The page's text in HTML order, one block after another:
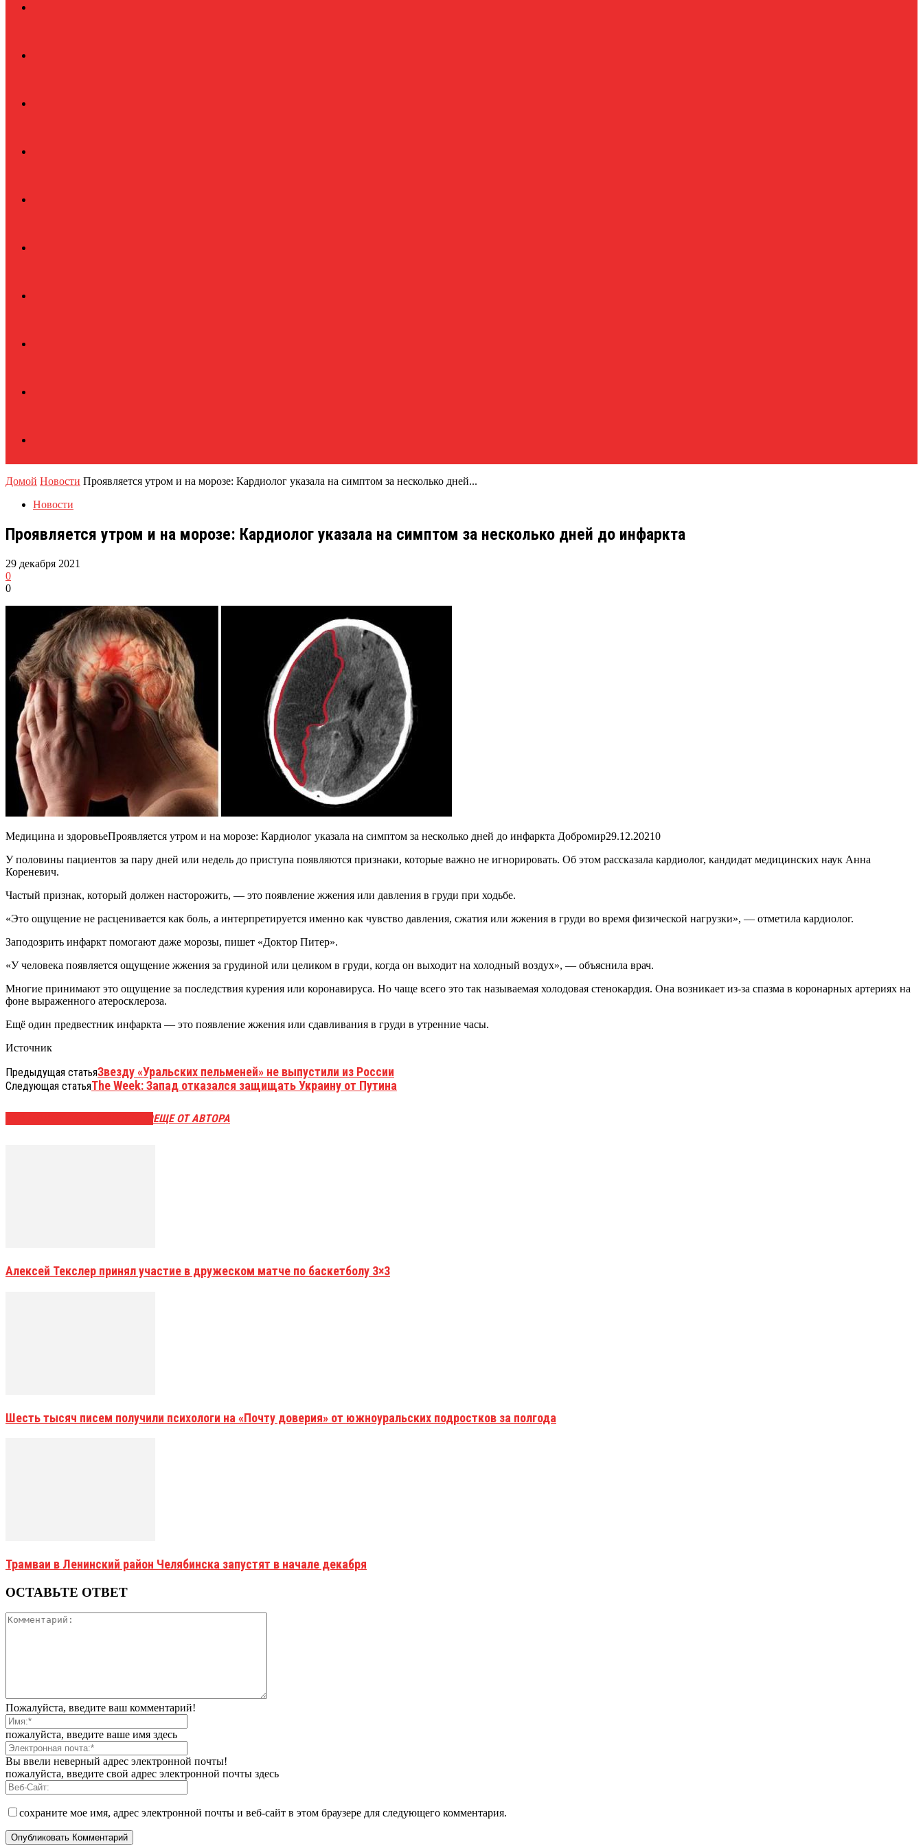
Домой Новости Проявляется утром и на морозе: Кардиолог указала на симптом за несколько дней...
Новости
Проявляется утром и на морозе: Кардиолог указала на симптом за несколько дней до инфаркта
29 декабря 2021
0
0
Медицина и здоровьеПроявляется утром и на морозе: Кардиолог указала на симптом за несколько дней до инфаркта Добромир29.12.20210
У половины пациентов за пару дней или недель до приступа появляются признаки, которые важно не игнорировать. Об этом рассказала кардиолог, кандидат медицинских наук Анна
Кореневич.
Частый признак, который должен насторожить, — это появление жжения или давления в груди при ходьбе.
«Это ощущение не расценивается как боль, а интерпретируется именно как чувство давления, сжатия или жжения в груди во время физической нагрузки», — отметила кардиолог.
Заподозрить инфаркт помогают даже морозы, пишет «Доктор Питер».
«У человека появляется ощущение жжения за грудиной или целиком в груди, когда он выходит на холодный воздух», — объяснила врач.
Многие принимают это ощущение за последствия курения или коронавируса. Но чаще всего это так называемая холодовая стенокардия. Она возникает из-за спазма в коронарных артериях на
фоне выраженного атеросклероза.
Ещё один предвестник инфаркта — это появление жжения или сдавливания в груди в утренние часы.
Источник
Предыдущая статьяЗвезду «Уральских пельменей» не выпустили из России
Следующая статьяThe Week: Запад отказался защищать Украину от Путина
ЕЩЕ ОТ АВТОРА
Алексей Текслер принял участие в дружеском матче по баскетболу 3×3
Шесть тысяч писем получили психологи на «Почту доверия» от южноуральских подростков за полгода
Трамваи в Ленинский район Челябинска запустят в начале декабря
ОСТАВЬТЕ ОТВЕТ
Пожалуйста, введите ваш комментарий!
пожалуйста, введите ваше имя здесь
Вы ввели неверный адрес электронной почты!
пожалуйста, введите свой адрес электронной почты здесь
сохраните мое имя, адрес электронной почты и веб-сайт в этом браузере для следующего комментария.